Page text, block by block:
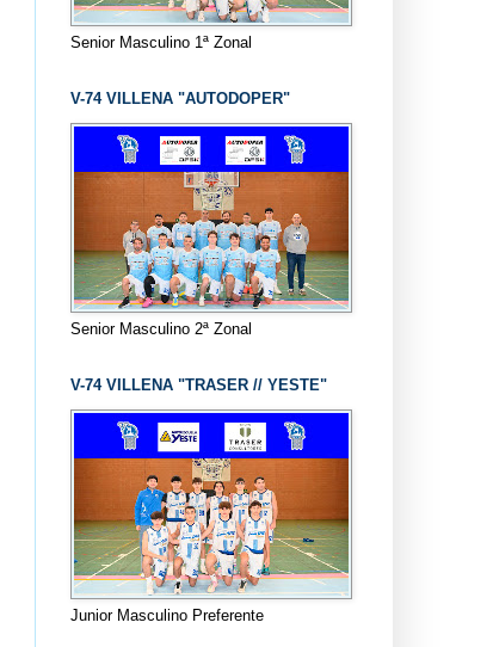
Senior Masculino 1ª Zonal
V-74 VILLENA "AUTODOPER"
Senior Masculino 2ª Zonal
V-74 VILLENA "TRASER // YESTE"
Junior Masculino Preferente